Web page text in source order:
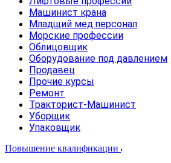
Машинист крана
Младщий мед.персонал
Морские профессии
Облицовщик
Оборудование под давлением
Продавец
Прочие курсы
Ремонт
Тракторист-Машинист
Уборщик
Упаковщик
Повышение квалификации